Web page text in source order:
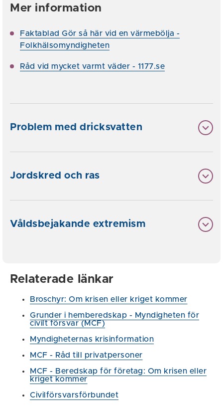
Mer information
Faktablad Gör så här vid en värmebölja -
Folkhälsomyndigheten
Råd vid mycket varmt väder - 1177.se
Problem med dricksvatten
Jordskred och ras
Våldsbejakande extremism
Relaterade länkar
Broschyr: Om krisen eller kriget kommer
Grunder i hemberedskap - Myndigheten för
civilt försvar (MCF)
Myndigheternas krisinformation
MCF - Råd till privatpersoner
MCF - Beredskap för företag: Om krisen eller
kriget kommer
Civilförsvarsförbundet